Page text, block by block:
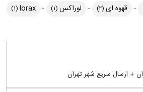
قهوه ای (۲) لوراکس (۱) lorax (۱)
+ ارسال سریع شهر تهران